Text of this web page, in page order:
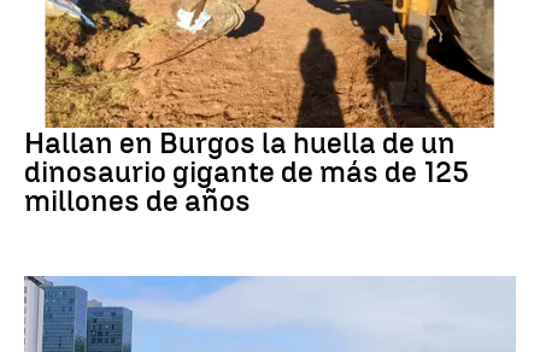
Dinosaurios
Hallan en Burgos la huella de un
dinosaurio gigante de más de 125
millones de años